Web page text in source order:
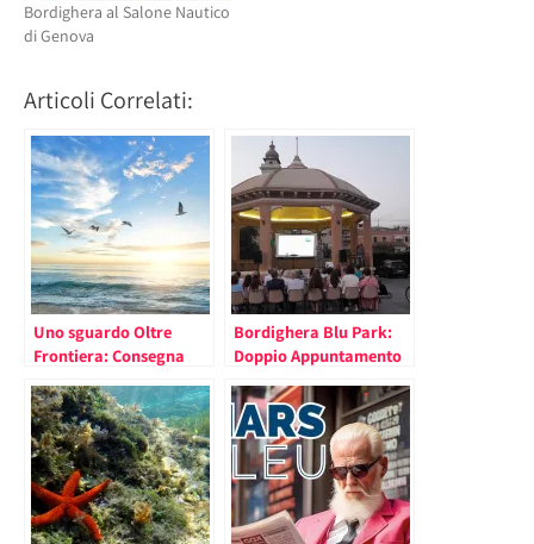
Bordighera al Salone Nautico
di Genova
Articoli Correlati:
Uno sguardo Oltre
Frontiera: Consegna
Stabilimenti di
Bordighera
Bordighera Blu Park:
Doppio Appuntamento
Vicina Liguria